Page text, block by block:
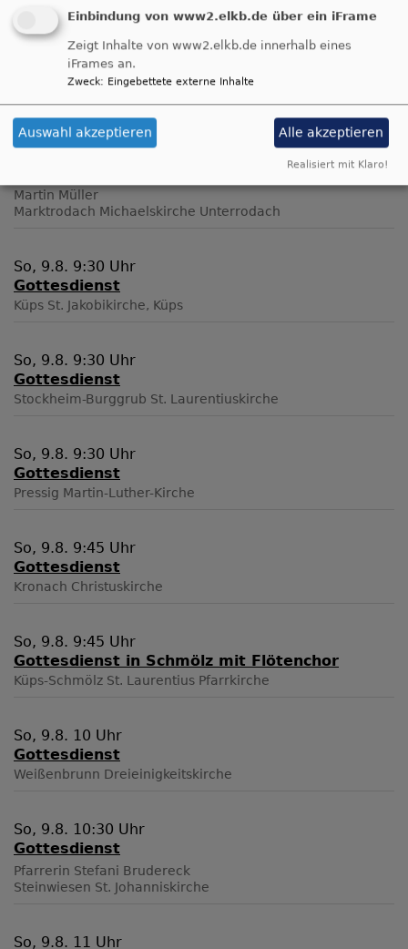
So, 9.8. 9 Uhr
Gottesdienst
So, 9.8. 9:30 Uhr
Martin Müller
Marktrodach Michaelskirche Unterrodach
So, 9.8. 9:30 Uhr
Gottesdienst
Küps St. Jakobikirche, Küps
So, 9.8. 9:30 Uhr
Gottesdienst
Stockheim-Burggrub St. Laurentiuskirche
So, 9.8. 9:30 Uhr
Gottesdienst
Pressig Martin-Luther-Kirche
So, 9.8. 9:45 Uhr
Gottesdienst
Kronach Christuskirche
So, 9.8. 9:45 Uhr
Gottesdienst in Schmölz mit Flötenchor
Küps-Schmölz St. Laurentius Pfarrkirche
So, 9.8. 10 Uhr
Gottesdienst
Weißenbrunn Dreieinigkeitskirche
So, 9.8. 10:30 Uhr
Gottesdienst
Pfarrerin Stefani Brudereck
Steinwiesen St. Johanniskirche
So, 9.8. 11 Uhr
Einbindung von www2.elkb.de über ein iFrame
Zeigt Inhalte von www2.elkb.de innerhalb eines
iFrames an.
Zweck: Eingebettete externe Inhalte
Auswahl akzeptieren Alle akzeptieren
Realisiert mit Klaro!